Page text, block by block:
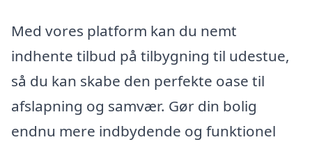
Med vores platform kan du nemt
indhente tilbud på tilbygning til udestue,
så du kan skabe den perfekte oase til
afslapning og samvær. Gør din bolig
endnu mere indbydende og funktionel